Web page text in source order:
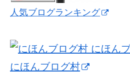
人気ブログランキング
にほんブログ村